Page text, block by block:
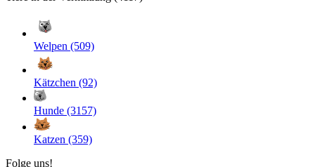
Welpen (509)
Kätzchen (92)
Hunde (3157)
Katzen (359)
Folge uns!